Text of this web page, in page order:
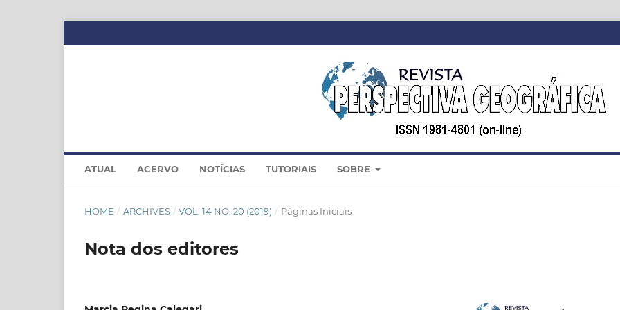
ATUAL ACERVO NOTÍCIAS TUTORIAIS SOBRE
HOME / ARCHIVES / VOL. 14 NO. 20 (2019) / Páginas Iniciais
Nota dos editores